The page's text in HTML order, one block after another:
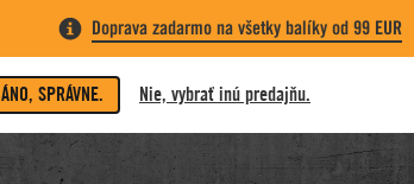
Doprava zadarmo na všetky balíky od 99 EUR
ÁNO, SPRÁVNE. Nie, vybrať inú predajňu.